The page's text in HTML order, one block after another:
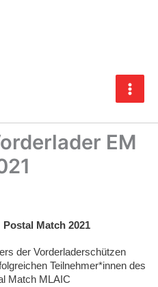
EM
Match 2021
der Vorderladerschützen
Teilnehmer*innen des
Match MLAIC